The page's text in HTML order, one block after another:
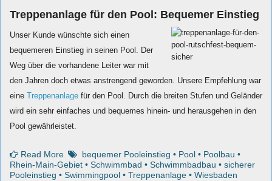
Treppenanlage für den Pool: Bequemer Einstieg
Unser Kunde wünschte sich einen
bequemeren Einstieg in seinen Pool. Der
Weg über die vorhandene Leiter war mit
den Jahren doch etwas anstrengend geworden. Unsere Empfehlung war
eine Treppenanlage für den Pool. Durch die breiten Stufen und Geländer
wird ein sehr einfaches und bequemes hinein- und herausgehen in den
Pool gewährleistet.
Read More bequemer Pooleinstieg • Pool • Poolbau •
Rhein-Main-Gebiet • Schwimmbad • Schwimmbadbau • sicherer
Pooleinstieg • Swimmingpool • Treppenanlage • Wiesbaden